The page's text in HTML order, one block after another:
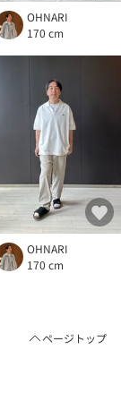
OHNARI
170 cm
OHNARI
170 cm
ページトップ